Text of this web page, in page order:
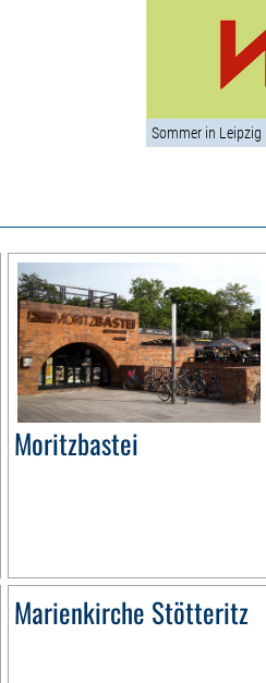
Sommer in Leipzig
Moritzbastei
Marienkirche Stötteritz